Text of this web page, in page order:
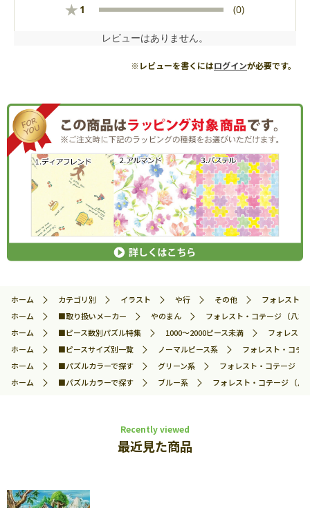
★ 1 (0)
レビューはありません。
※レビューを書くにはログインが必要です。
ホーム カテゴリ別 イラスト や行 その他
フォレスト
ホーム
■取り扱いメーカー やのまん
フォレスト・コテージ （八
ホーム
■ピース数別パズル特集 1000～2000ピース未満
フォレス
ホーム
■ピースサイズ別一覧 ノーマルピース系
フォレスト・コテ
ホーム
■パズルカラーで探す グリーン系
フォレスト・コテージ
ホーム
■パズルカラーで探す ブルー系 フォレスト・コテージ （
Recently viewed
最近見た商品